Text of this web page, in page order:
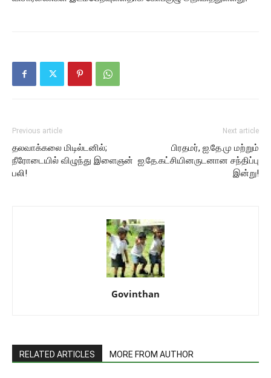
Previous article
தலவாக்கலை மிடில்டனில்;
நீரோடையில் விழுந்து இளைஞன்
பலி!
Next article
பிரதமர், ஐ.தே.மு மற்றும்
ஐ.தே.கட்சியினருடனான சந்திப்பு
இன்று!
Govinthan
RELATED ARTICLES MORE FROM AUTHOR